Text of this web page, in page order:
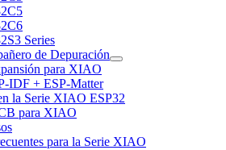
Series
de Depuración
para XIAO
IDF + ESP-Matter
la Serie XIAO ESP32
para XIAO
para la Serie XIAO